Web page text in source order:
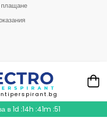
в 1d :14h :41m :49